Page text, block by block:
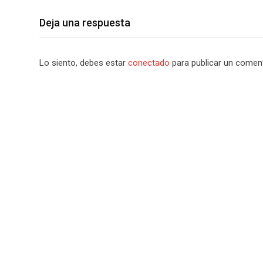
Deja una respuesta
Lo siento, debes estar conectado para publicar un